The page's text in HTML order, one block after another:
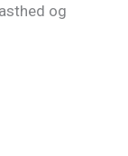
og